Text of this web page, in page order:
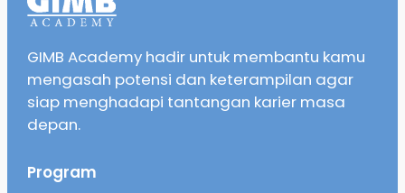
GIMB Academy hadir untuk membantu kamu
mengasah potensi dan keterampilan agar
siap menghadapi tantangan karier masa
depan.
Program